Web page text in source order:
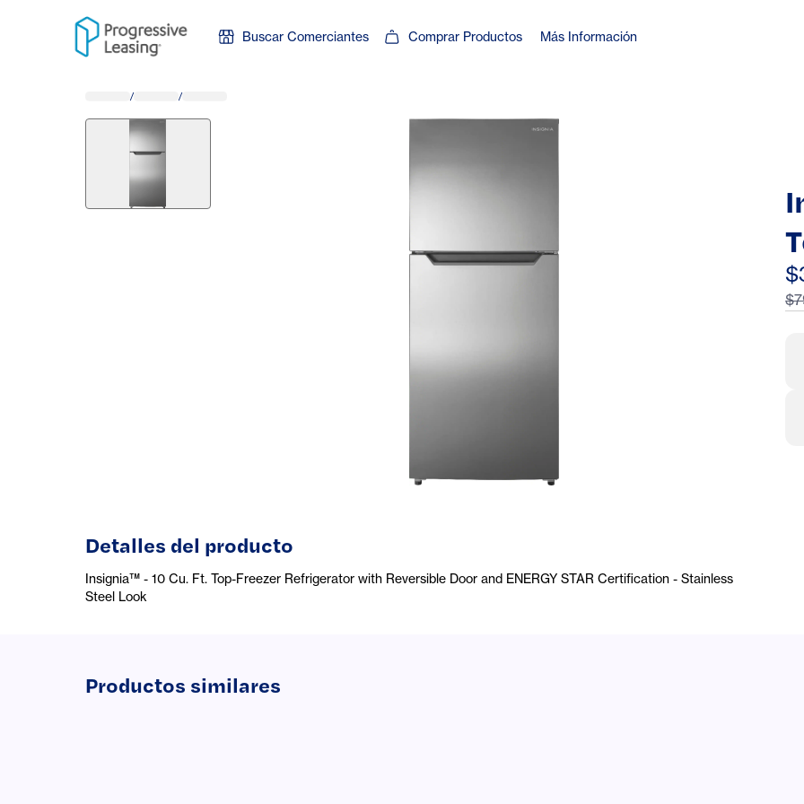
Skip to content
Buscar Comerciantes Comprar Productos Más Información
/ /
Detalles del producto
Insignia™ - 10 Cu. Ft. Top-Freezer Refrigerator with Reversible Door and ENERGY STAR Certification - Stainless
Steel Look
Productos similares